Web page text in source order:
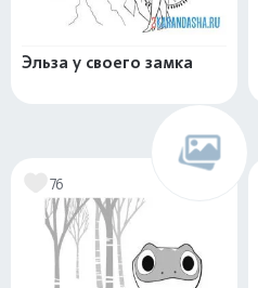
Эльза у своего замка
76